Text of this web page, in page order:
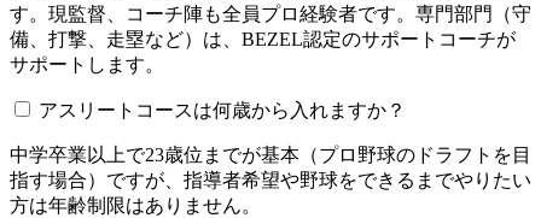
す。現監督、コーチ陣も全員プロ経験者です。専門部門（守
備、打撃、走塁など）は、BEZEL認定のサポートコーチが
サポートします。
アスリートコースは何歳から入れますか？
中学卒業以上で23歳位までが基本（プロ野球のドラフトを目
指す場合）ですが、指導者希望や野球をできるまでやりたい
方は年齢制限はありません。